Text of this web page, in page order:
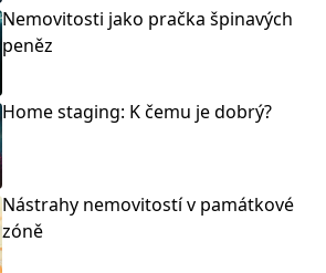
Nemovitosti jako pračka špinavých
peněz
Home staging: K čemu je dobrý?
Nástrahy nemovitostí v památkové
zóně